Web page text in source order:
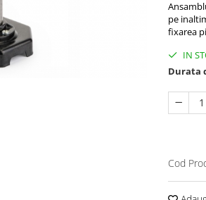
pe
fixarea
IN
Durata
Cod